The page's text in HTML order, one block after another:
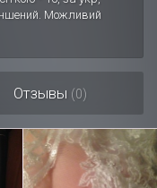
Можливий
Отзывы (0)